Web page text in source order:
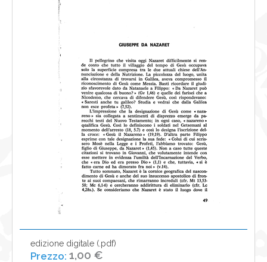
edizione digitale (.pdf)
1,00 €